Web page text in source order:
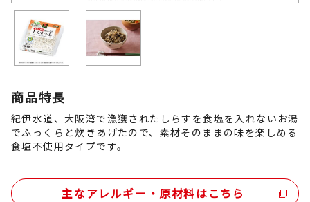
商品特長
紀伊水道、大阪湾で漁獲されたしらすを食塩を入れないお湯
でふっくらと炊きあげたので、素材そのままの味を楽しめる
食塩不使用タイプです。
主なアレルギー・原材料はこちら